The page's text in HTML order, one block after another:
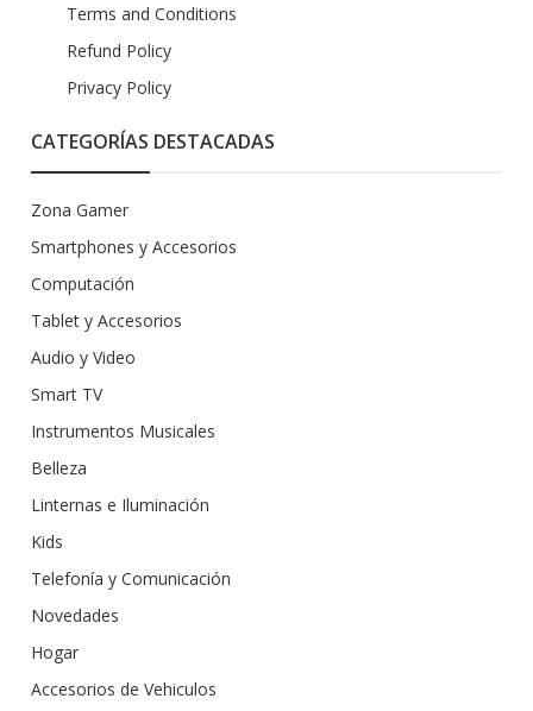
Terms and Conditions
Refund Policy
Privacy Policy
CATEGORÍAS DESTACADAS
Zona Gamer
Smartphones y Accesorios
Computación
Tablet y Accesorios
Audio y Video
Smart TV
Instrumentos Musicales
Belleza
Linternas e Iluminación
Kids
Telefonía y Comunicación
Novedades
Hogar
Accesorios de Vehiculos